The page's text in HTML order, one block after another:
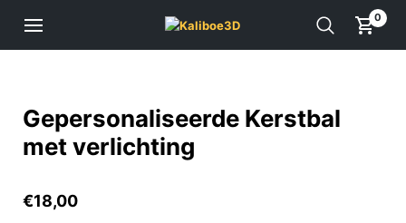
0
Gepersonaliseerde Kerstbal
met verlichting
€18,00